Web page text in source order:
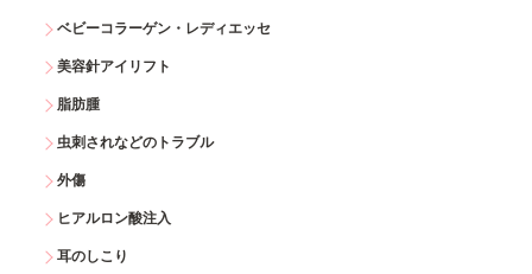
ベビーコラーゲン・レディエッセ
美容針アイリフト
脂肪腫
虫刺されなどのトラブル
外傷
ヒアルロン酸注入
耳のしこり